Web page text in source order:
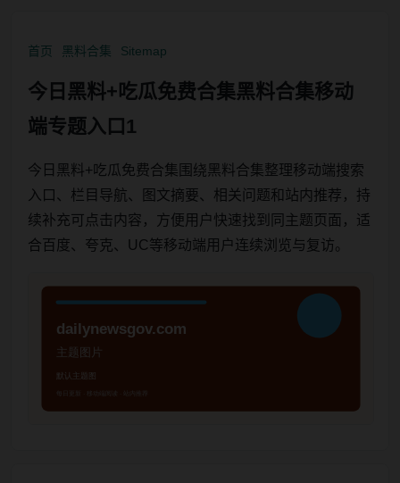
首页 黑料合集 Sitemap
今日黑料+吃瓜免费合集黑料合集移动
端专题入口1
今日黑料+吃瓜免费合集围绕黑料合集整理移动端搜索
入口、栏目导航、图文摘要、相关问题和站内推荐，持
续补充可点击内容，方便用户快速找到同主题页面，适
合百度、夸克、UC等移动端用户连续浏览与复访。